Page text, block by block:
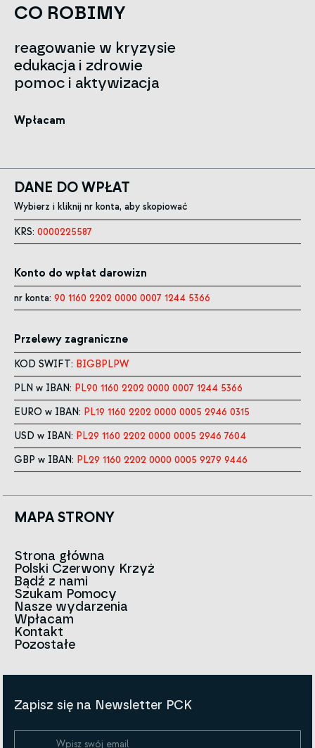
CO ROBIMY
reagowanie w kryzysie
edukacja i zdrowie
pomoc i aktywizacja
Wpłacam
DANE DO WPŁAT
Wybierz i kliknij nr konta, aby skopiować
KRS: 0000225587
Konto do wpłat darowizn
nr konta: 90 1160 2202 0000 0007 1244 5366
Przelewy zagraniczne
KOD SWIFT: BIGBPLPW
PLN w IBAN: PL90 1160 2202 0000 0007 1244 5366
EURO w IBAN: PL19 1160 2202 0000 0005 2946 0315
USD w IBAN: PL29 1160 2202 0000 0005 2946 7604
GBP w IBAN: PL29 1160 2202 0000 0005 9279 9446
MAPA STRONY
Strona główna
Polski Czerwony Krzyż
Aktualności
O nas
Zespół
Czerwony Krzyż na świecie
Znak
Historia
Strategia 2030
Bądź z nami
Szukam Pomocy
Kontakt do oddziałów
Infolinia
Nasze wydarzenia
Wpłacam
Kontakt
Pozostałe
Polityki i Kodeks PCK
BIP
Polityka prywatności
Polityka Cookies
Zapisz się na Newsletter PCK